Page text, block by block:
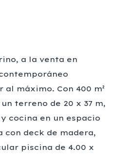
a la venta en
máximo. Con 400 m²
terreno de 20 x 37 m,
cocina en un espacio
con deck de madera,
piscina de 4.00 x